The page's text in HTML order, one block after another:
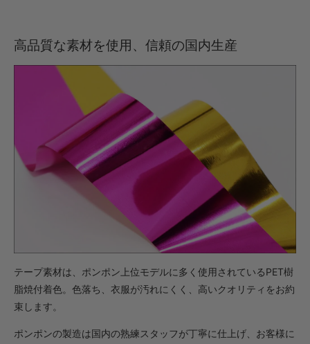
高品質な素材を使用、信頼の国内生産
テープ素材は、ポンポン上位モデルに多く使用されているPET樹
脂焼付着色。色落ち、衣服が汚れにくく、高いクオリティをお約
束します。
ポンポンの製造は国内の熟練スタッフが丁寧に仕上げ、お客様に